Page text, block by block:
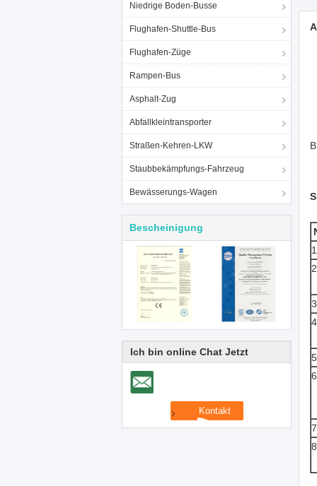
Niedrige Boden-Busse
Flughafen-Shuttle-Bus
Flughafen-Züge
Rampen-Bus
Asphalt-Zug
Abfallkleintransporter
Straßen-Kehren-LKW
Staubbekämpfungs-Fahrzeug
Bewässerungs-Wagen
Bescheinigung
Ich bin online Chat Jetzt